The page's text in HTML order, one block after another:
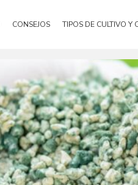
CONSEJOS TIPOS DE CULTIVO Y